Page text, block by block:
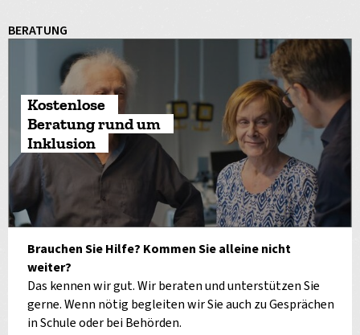
BERATUNG
Kostenlose
Beratung rund um
Inklusion
Brauchen Sie Hilfe? Kommen Sie alleine nicht
weiter?
Das kennen wir gut. Wir beraten und unterstützen Sie
gerne. Wenn nötig begleiten wir Sie auch zu Gesprächen
in Schule oder bei Behörden.